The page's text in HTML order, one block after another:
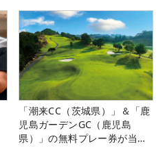
「潮来CC（茨城県）」＆「鹿
児島ガーデンGC（鹿児島
県）」の無料プレー券が当た